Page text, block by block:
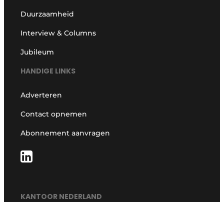
Duurzaamheid
Interview & Columns
Jubileum
HANDIGE LINKS
Adverteren
Contact opnemen
Abonnement aanvragen
KANTOOR NEDERLAND